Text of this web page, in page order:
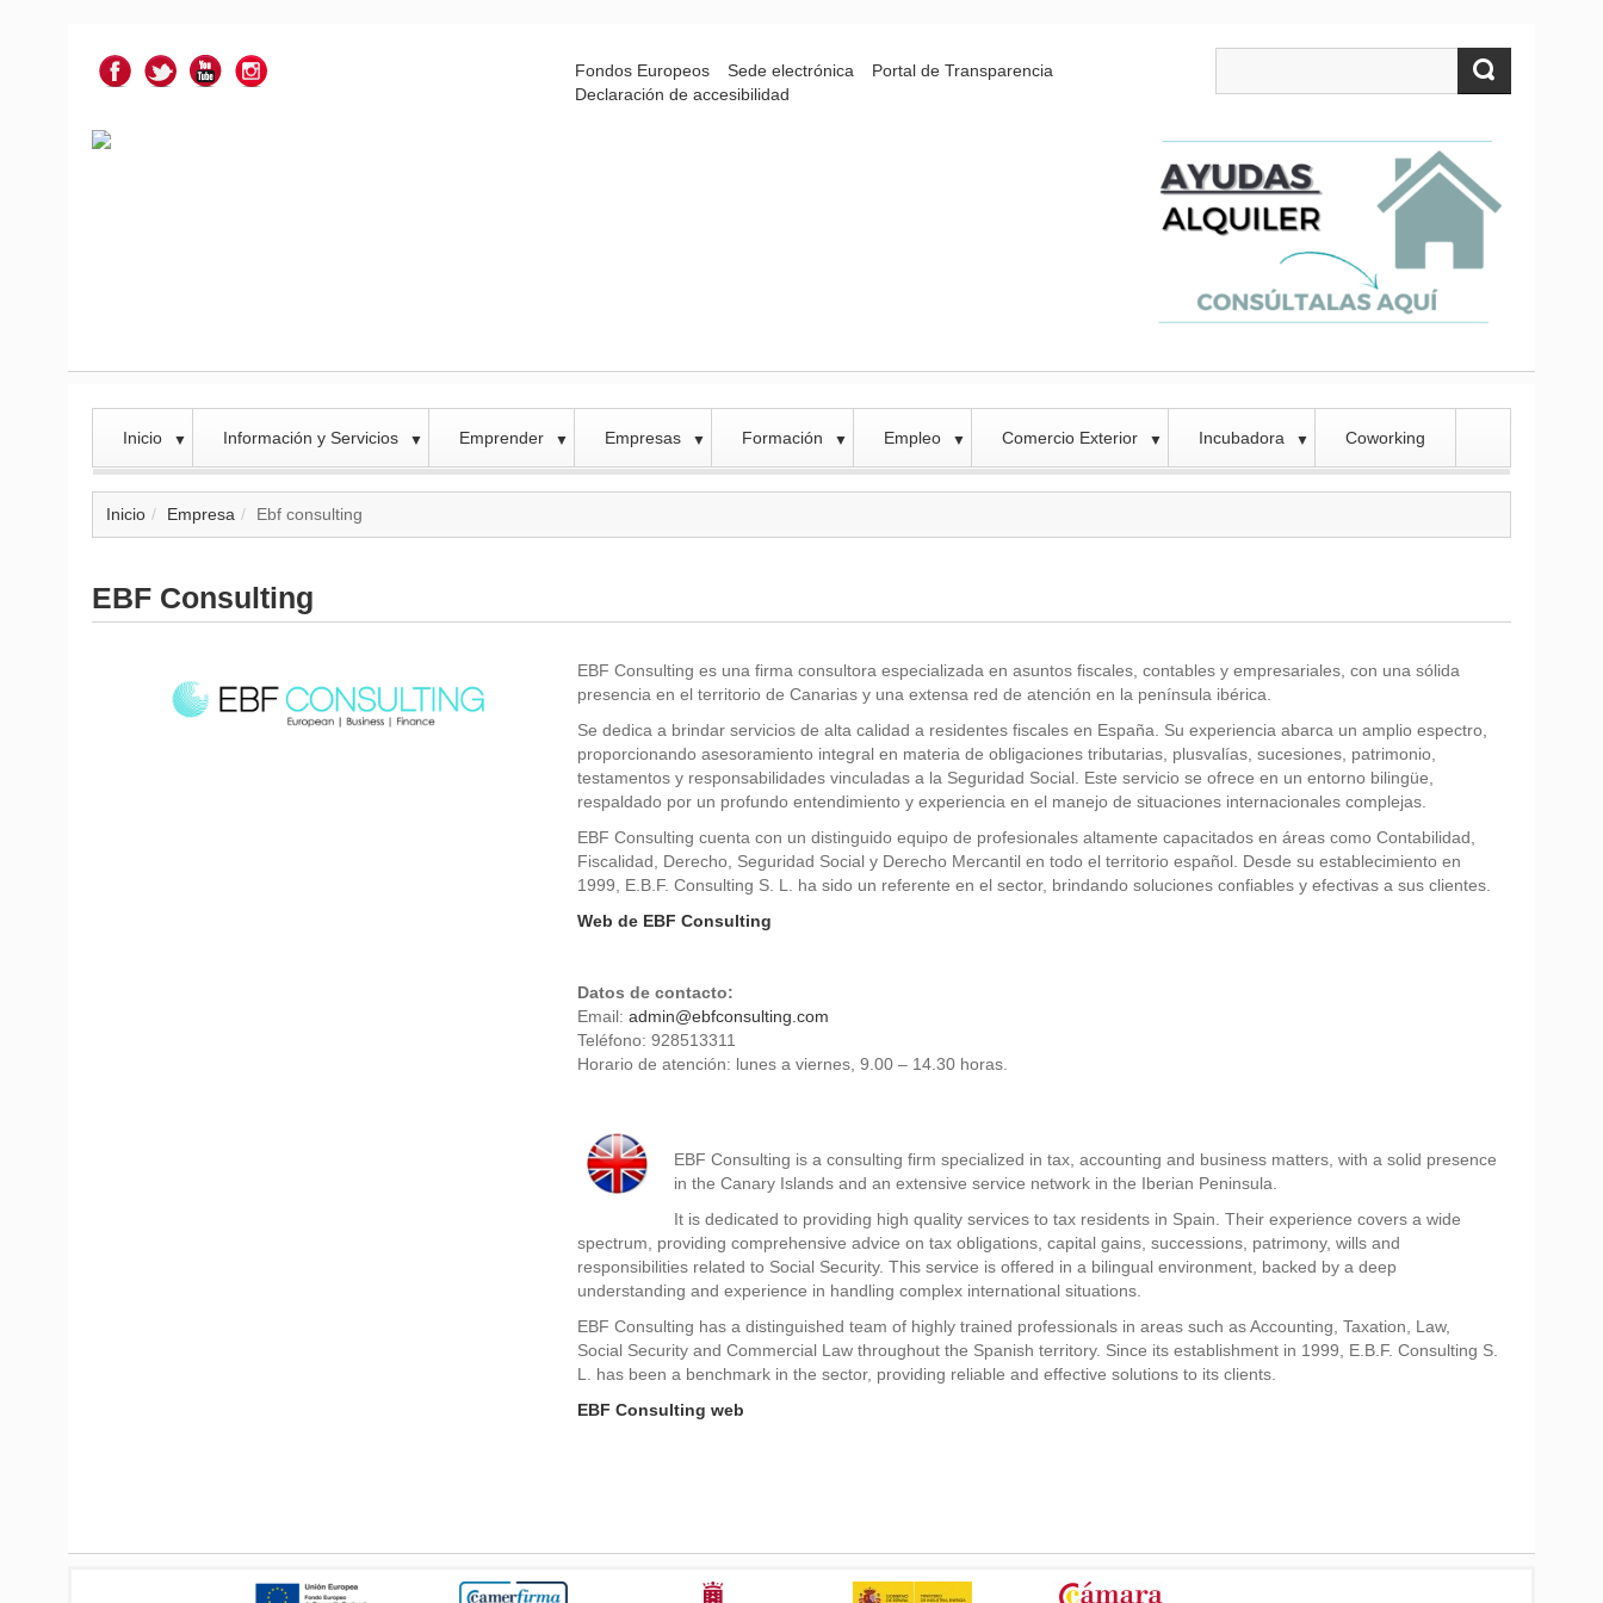
Fondos Europeos Sede electrónica
Portal de Transparencia
Declaración de accesibilidad
Inicio ▼ Información y Servicios ▼ Emprender ▼ Empresas ▼ Formación ▼ Empleo ▼ Comercio Exterior ▼ Incubadora ▼ Coworking
Inicio Empresa Ebf consulting
EBF Consulting
EBF Consulting es una firma consultora especializada en asuntos fiscales, contables y empresariales, con una sólida
presencia en el territorio de Canarias y una extensa red de atención en la península ibérica.
Se dedica a brindar servicios de alta calidad a residentes fiscales en España. Su experiencia abarca un amplio espectro,
proporcionando asesoramiento integral en materia de obligaciones tributarias, plusvalías, sucesiones, patrimonio,
testamentos y responsabilidades vinculadas a la Seguridad Social. Este servicio se ofrece en un entorno bilingüe,
respaldado por un profundo entendimiento y experiencia en el manejo de situaciones internacionales complejas.
EBF Consulting cuenta con un distinguido equipo de profesionales altamente capacitados en áreas como Contabilidad,
Fiscalidad, Derecho, Seguridad Social y Derecho Mercantil en todo el territorio español. Desde su establecimiento en
1999, E.B.F. Consulting S. L. ha sido un referente en el sector, brindando soluciones confiables y efectivas a sus clientes.
Web de EBF Consulting
Datos de contacto:
Email: admin@ebfconsulting.com
Teléfono: 928513311
Horario de atención: lunes a viernes, 9.00 – 14.30 horas.
EBF Consulting is a consulting firm specialized in tax, accounting and business matters, with a solid presence
in the Canary Islands and an extensive service network in the Iberian Peninsula.
It is dedicated to providing high quality services to tax residents in Spain. Their experience covers a wide
spectrum, providing comprehensive advice on tax obligations, capital gains, successions, patrimony, wills and
responsibilities related to Social Security. This service is offered in a bilingual environment, backed by a deep
understanding and experience in handling complex international situations.
EBF Consulting has a distinguished team of highly trained professionals in areas such as Accounting, Taxation, Law,
Social Security and Commercial Law throughout the Spanish territory. Since its establishment in 1999, E.B.F. Consulting S.
L. has been a benchmark in the sector, providing reliable and effective solutions to its clients.
EBF Consulting web